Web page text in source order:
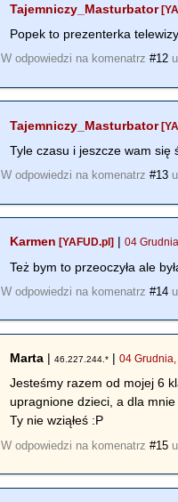
Tajemniczy_Masturbator
Popek to prezenterka
W odpowiedzi na komenatrz#12
Tajemniczy_Masturbator
Tyle czasu i jeszcze wam się
W odpowiedzi na komenatrz#13
Karmen [YAFUD.pl] |04
Też bym to przeoczyła ale
W odpowiedzi na komenatrz#14
Marta |46.227.244.* |04
Jesteśmy razem od mojej 6
upragnione dzieci, a dla
Ty nie wziąłeś :P
W odpowiedzi na komenatrz#15